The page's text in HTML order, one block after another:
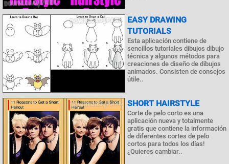
EASY DRAWING
TUTORIALS
Esta aplicación contiene de
sencillos tutoriales dibujos dibujo
técnica y algunos métodos para
creaciones de diseño de dibujos
animados. Consisten de consejos
útile..
SHORT HAIRSTYLE
Corte de pelo corto es una
aplicación nueva y totalmente
gratis que contiene la información
de diferentes cortes de pelo
cortos para todos los días!
¿Quieres cambiar..